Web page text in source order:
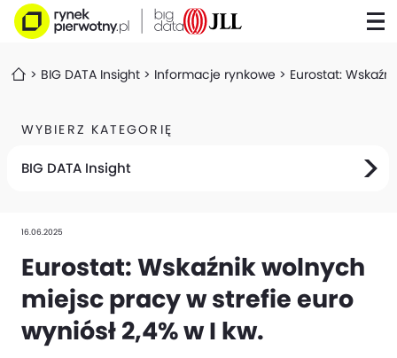
BIG DATA Insight Informacje rynkowe Eurostat:
WYBIERZ KATEGORIĘ
BIG DATA Insight
16.06.2025
Eurostat: Wskaźnik wolnych
miejsc pracy w strefie euro
wyniósł 2,4% w I kw.